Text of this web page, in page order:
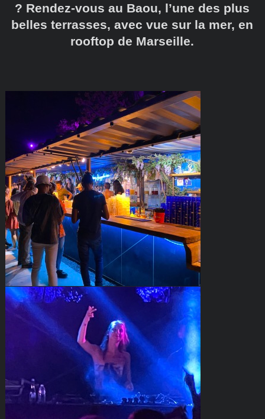
? Rendez-vous au Baou, l’une des plus
belles terrasses, avec vue sur la mer, en
rooftop de Marseille.